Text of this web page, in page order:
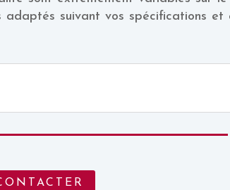
adaptés suivant vos spécifications